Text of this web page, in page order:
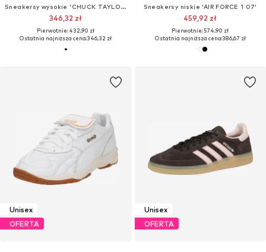
Sneakersy wysokie 'CHUCK TAYLOR ALL STAR LIFT PLATFORM WIDE WIDTH'
346,32 zł
Pierwotnie: 432,90 zł
Ostatnia najniższa cena:346,32 zł
Sneakersy niskie 'AIR FORCE 1 07'
459,92 zł
Pierwotnie: 574,90 zł
Ostatnia najniższa cena:386,67 zł
Unisex
OFERTA
Unisex
OFERTA